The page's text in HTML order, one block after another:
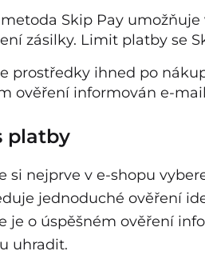
Skip Pay
zásilky. Limit platby se
prostředky ihned po
ověření informován e-
platby
si nejprve v e-shopu
jednoduché ověření
je o úspěšném ověření
uhradit.